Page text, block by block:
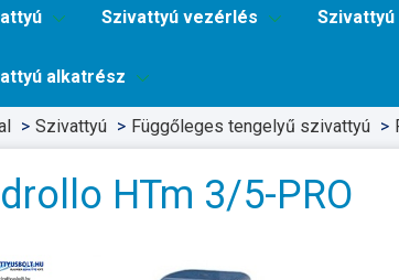
Szivattyú vezérlés
alkatrész
Szivattyú Függőleges tengelyű szivattyú
HTm 3/5-PRO